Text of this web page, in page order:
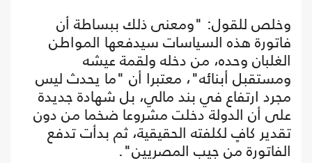
وخلص للقول: "ومعنى ذلك ببساطة أن
فاتورة هذه السياسات سيدفعها المواطن
الغلبان وحده، من دخله ولقمة عيشه
ومستقبل أبنائه"، معتبرا أن "ما يحدث ليس
مجرد ارتفاع في بند مالي، بل شهادة جديدة
على أن الدولة دخلت مشروعا ضخما من دون
تقدير كافٍ لكلفته الحقيقية، ثم بدأت تدفع
الفاتورة من جيب المصريين".